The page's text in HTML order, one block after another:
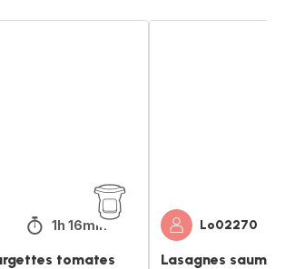
1h 16min
tomates
Lo02270
Lasagnes